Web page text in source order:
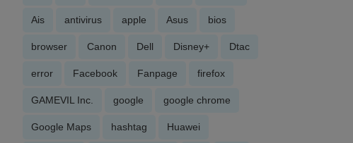
Ais antivirus apple Asus bios
browser Canon Dell Disney+ Dtac
error Facebook Fanpage firefox
GAMEVIL Inc. google google chrome
Google Maps hashtag Huawei